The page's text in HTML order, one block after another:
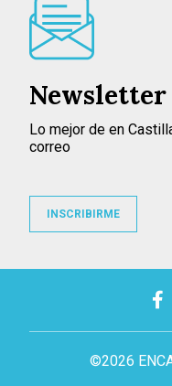
©2026
Newsletter
Lo mejor de en
correo
INSCRIBIRME